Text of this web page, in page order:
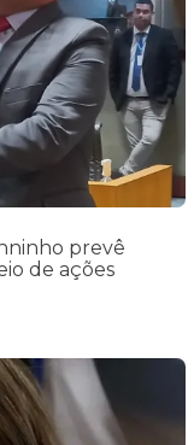
prevê
de ações